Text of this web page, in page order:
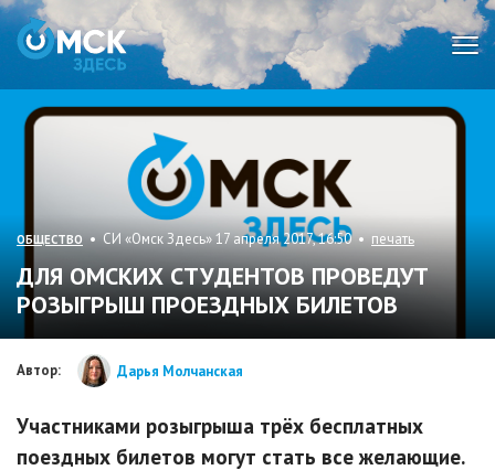
ОБЩЕСТВО • СИ «Омск Здесь» 17 апреля 2017, 16:50 • печать
ДЛЯ ОМСКИХ СТУДЕНТОВ ПРОВЕДУТ
РОЗЫГРЫШ ПРОЕЗДНЫХ БИЛЕТОВ
Автор: Дарья Молчанская
Участниками розыгрыша трёх бесплатных
поездных билетов могут стать все желающие.